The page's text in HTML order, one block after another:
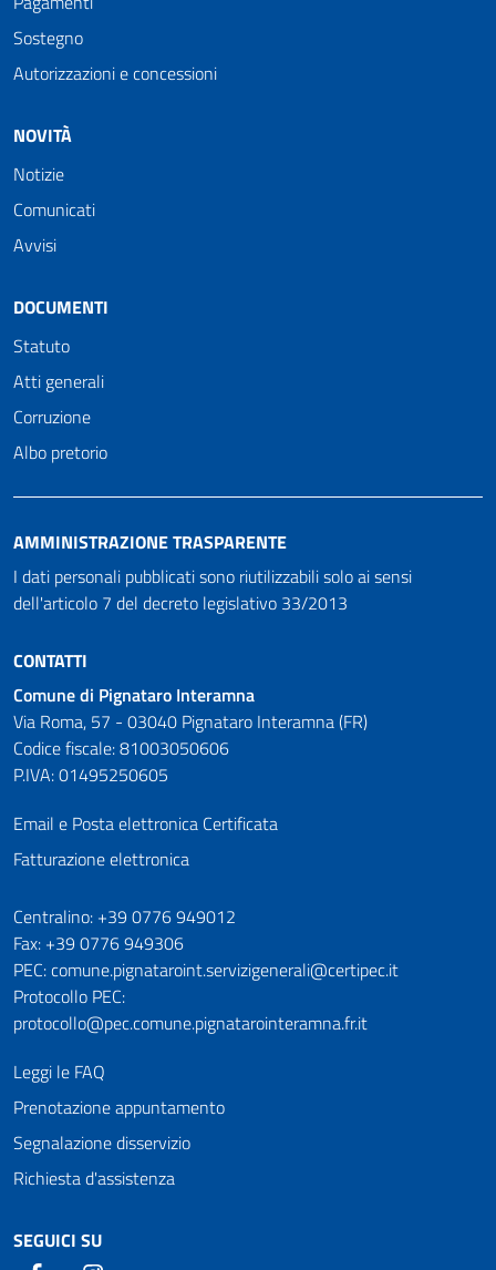
Sostegno
Autorizzazioni e concessioni
NOVITÀ
Notizie
Comunicati
Avvisi
DOCUMENTI
Statuto
Atti generali
Corruzione
Albo pretorio
AMMINISTRAZIONE TRASPARENTE
I dati personali pubblicati sono riutilizzabili solo ai sensi
dell'articolo 7 del decreto legislativo 33/2013
CONTATTI
Comune di Pignataro Interamna
Via Roma, 57 - 03040 Pignataro Interamna (FR)
Codice fiscale: 81003050606
P.IVA: 01495250605
Email e Posta elettronica Certificata
Fatturazione elettronica
Numeri utili
Centralino: +39 0776 949012
Fax: +39 0776 949306
PEC: comune.pignataroint.servizigenerali@certipec.it
Protocollo PEC:
protocollo@pec.comune.pignatarointeramna.fr.it
Leggi le FAQ
Prenotazione appuntamento
Segnalazione disservizio
Richiesta d'assistenza
SEGUICI SU